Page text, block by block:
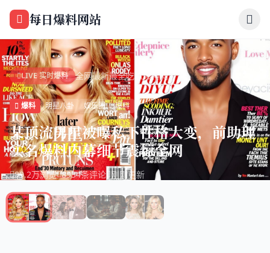
跳过导航
每日爆料网站
LIVE 实时爆料 全网最新最全吃瓜爆料网
爆料 明星八卦 娱乐圈 爆料
某顶流男星被曝私下性格大变，前助理
实名爆料内幕细节震惊全网
89.2万浏览 8934条评论 刚刚更新